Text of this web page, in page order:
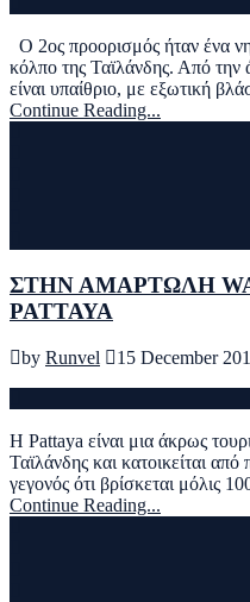
Ο 2ος προορισμός ήταν ένα
κόλπο της Ταϊλάνδης. Από την
είναι υπαίθριο, με εξωτική
Continue Reading...
ΣΤΗΝ ΑΜΑΡΤΩΛΗ
PATTAYA
by Runvel 15 December
Η Pattaya είναι μια άκρως
Ταϊλάνδης και κατοικείται
γεγονός ότι βρίσκεται μόλις
Continue Reading...